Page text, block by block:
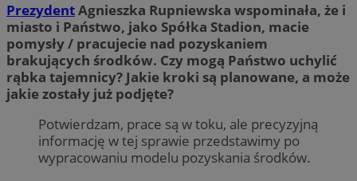
PrezydentAgnieszka Rupniewska wspominała, że i
miasto i Państwo, jako Spółka Stadion, macie
pomysły / pracujecie nad pozyskaniem
brakujących środków. Czy mogą Państwo uchylić
rąbka tajemnicy? Jakie kroki są planowane, a może
jakie zostały już podjęte?
Potwierdzam, prace są w toku, ale precyzyjną
informację w tej sprawie przedstawimy po
wypracowaniu modelu pozyskania środków.